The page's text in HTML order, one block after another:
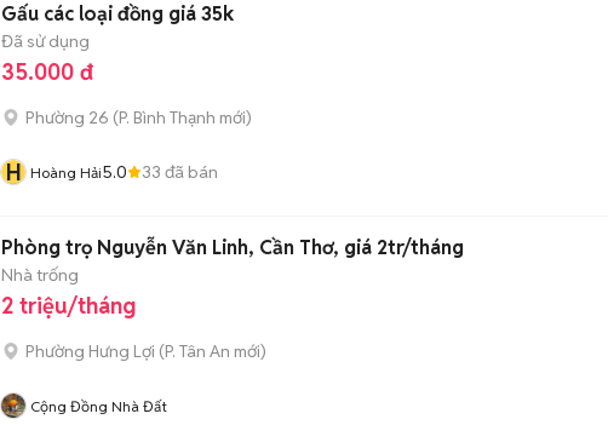
Gấu các loại đồng giá 35k
Đã sử dụng
35.000 đ
Phường 26 (P. Bình Thạnh mới)
H Hoàng Hải5.0 33 đã bán
Phòng trọ Nguyễn Văn Linh, Cần Thơ, giá 2tr/tháng
Nhà trống
2 triệu/tháng
Phường Hưng Lợi (P. Tân An mới)
Cộng Đồng Nhà Đất